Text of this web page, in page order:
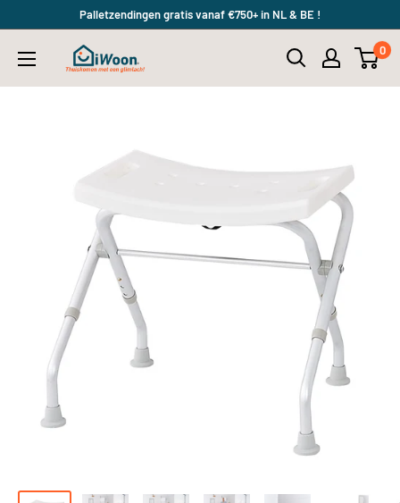
content
Palletzendingen gratis vanaf €750+ in NL & BE !
iWoon.nl 0